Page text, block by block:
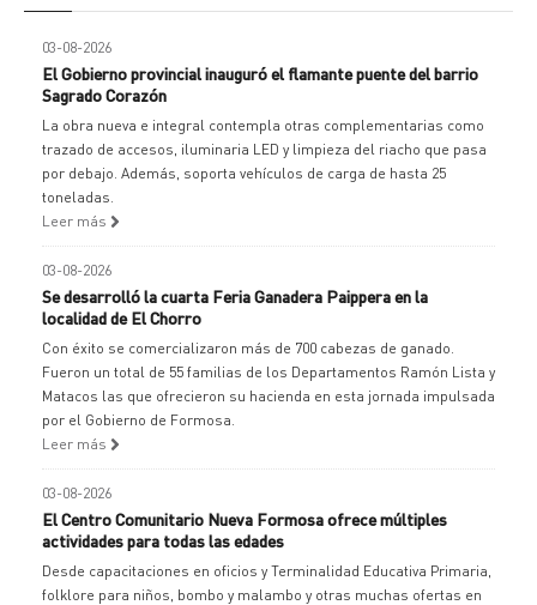
03-08-2026
El Gobierno provincial inauguró el flamante puente del barrio
Sagrado Corazón
La obra nueva e integral contempla otras complementarias como
trazado de accesos, iluminaria LED y limpieza del riacho que pasa
por debajo. Además, soporta vehículos de carga de hasta 25
toneladas.
Leer más
03-08-2026
Se desarrolló la cuarta Feria Ganadera Paippera en la
localidad de El Chorro
Con éxito se comercializaron más de 700 cabezas de ganado.
Fueron un total de 55 familias de los Departamentos Ramón Lista y
Matacos las que ofrecieron su hacienda en esta jornada impulsada
por el Gobierno de Formosa.
Leer más
03-08-2026
El Centro Comunitario Nueva Formosa ofrece múltiples
actividades para todas las edades
Desde capacitaciones en oficios y Terminalidad Educativa Primaria,
folklore para niños, bombo y malambo y otras muchas ofertas en